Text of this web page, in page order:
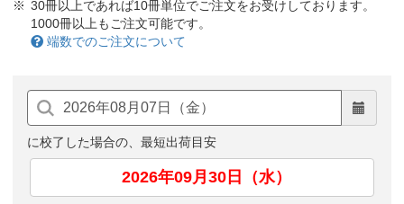
30冊以上であれば10冊単位でご注文をお受けしております。
1000冊以上もご注文可能です。
端数でのご注文について
に校了した場合の、最短出荷目安
2026年09月30日（水）